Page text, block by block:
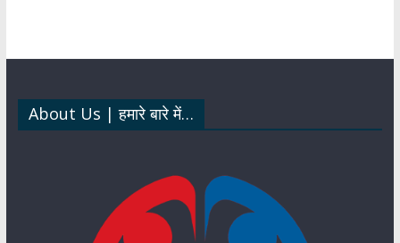
p
p
o
k
m
dI
n
About Us | हमारे बारे में…